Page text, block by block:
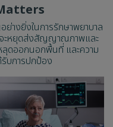
างยิ่งในการรักษาพยาบาล
จะหยุดส่งสัญญาณภาพและ
ลุดออกนอกพื้นที่ และความ
บการปกป้อง